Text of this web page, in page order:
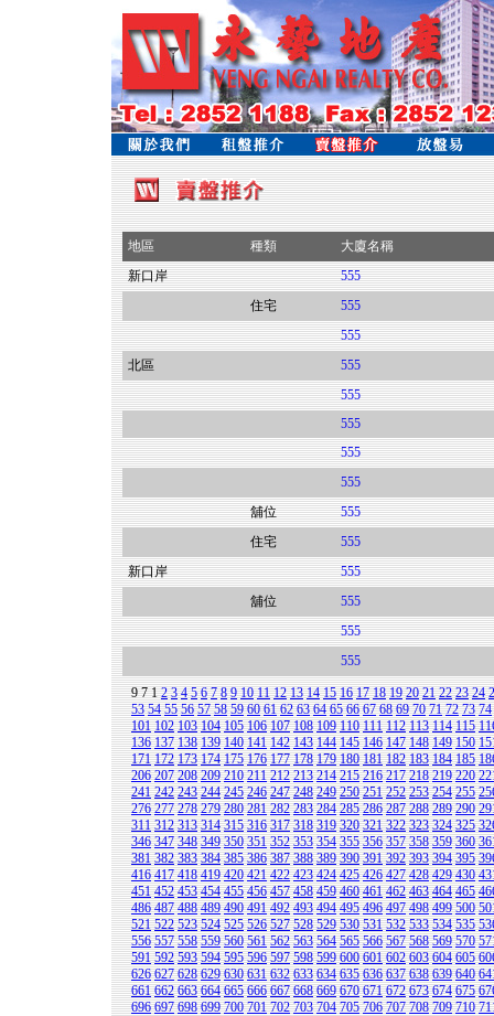
地區 種類
大廈名稱
新口岸
555
住宅
555
555
北區
555
555
555
555
555
舖位
555
住宅
555
新口岸
555
舖位
555
555
555
9 712 3 4 5 6 7 8 9 10 11 12 13 14 15 16 17 18 19 20 21 22 23 24
53 54 55 56 57 58 59 60 61 62 63 64 65 66 67 68 69 70 71 72 73 74
101 102 103 104 105 106 107 108 109 110 111 112 113 114 115
136 137 138 139 140 141 142 143 144 145 146 147 148 149 150
171 172 173 174 175 176 177 178 179 180 181 182 183 184 185
206 207 208 209 210 211 212 213 214 215 216 217 218 219 220
241 242 243 244 245 246 247 248 249 250 251 252 253 254 255
276 277 278 279 280 281 282 283 284 285 286 287 288 289 290
311 312 313 314 315 316 317 318 319 320 321 322 323 324 325
346 347 348 349 350 351 352 353 354 355 356 357 358 359 360
381 382 383 384 385 386 387 388 389 390 391 392 393 394 395
416 417 418 419 420 421 422 423 424 425 426 427 428 429 430
451 452 453 454 455 456 457 458 459 460 461 462 463 464 465
486 487 488 489 490 491 492 493 494 495 496 497 498 499 500
521 522 523 524 525 526 527 528 529 530 531 532 533 534 535
556 557 558 559 560 561 562 563 564 565 566 567 568 569 570
591 592 593 594 595 596 597 598 599 600 601 602 603 604 605
626 627 628 629 630 631 632 633 634 635 636 637 638 639 640
661 662 663 664 665 666 667 668 669 670 671 672 673 674 675
696 697 698 699 700 701 702 703 704 705 706 707 708 709 710